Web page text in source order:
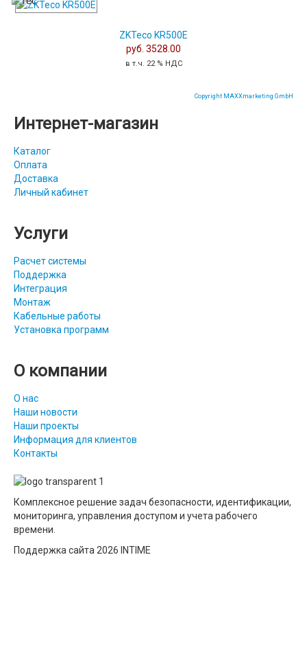
ZKTeco KR500E
руб. 3528.00
в т.ч. 22 % НДС
Copyright MAXXmarketing GmbH
Интернет-магазин
Каталог
Оплата
Доставка
Личный кабинет
Услуги
Расчет системы
Поддержка
Интеграция
Монтаж
Кабельные работы
Установка программ
О компании
О нас
Наши новости
Наши проекты
Информация для клиентов
Контакты
Комплексное решение задач безопасности, идентификации,
мониторинга, управления доступом и учета рабочего
времени.
Поддержка сайта 2026 INTIME